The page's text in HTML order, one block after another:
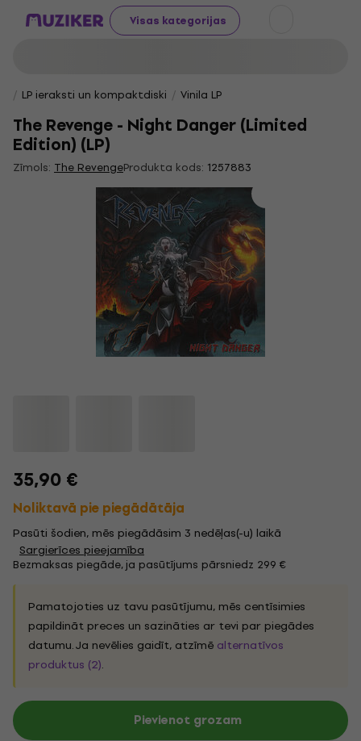
Visas kategorijas
LP ieraksti un kompaktdiski Vinila LP
The Revenge - Night Danger (Limited
Edition) (LP)
Zīmols: The RevengeProdukta kods: 1257883
35,90 €
Noliktavā pie piegādātāja
Pasūti šodien, mēs piegādāsim 3 nedēļas(-u) laikā
Sargierīces pieejamība
Bezmaksas piegāde, ja pasūtījums pārsniedz 299 €
Pamatojoties uz tavu pasūtījumu, mēs centīsimies
papildināt preces un sazināties ar tevi par piegādes
datumu. Ja nevēlies gaidīt, atzīmē alternatīvos
produktus (2).
Pievienot grozam